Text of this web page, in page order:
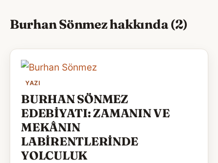
Burhan Sönmez hakkında (2)
YAZI
BURHAN SÖNMEZ
EDEBİYATI: ZAMANIN VE
MEKÂNIN
LABİRENTLERİNDE
YOLCULUK